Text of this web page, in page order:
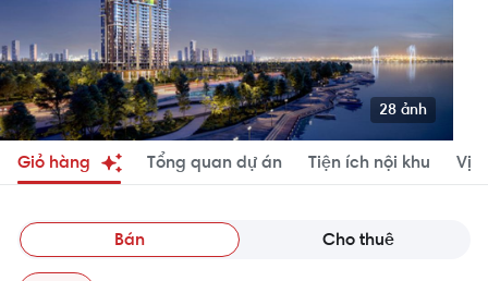
28 ảnh
Giỏ hàng Tổng quan dự án Tiện ích nội khu Vị
Bán Cho thuê